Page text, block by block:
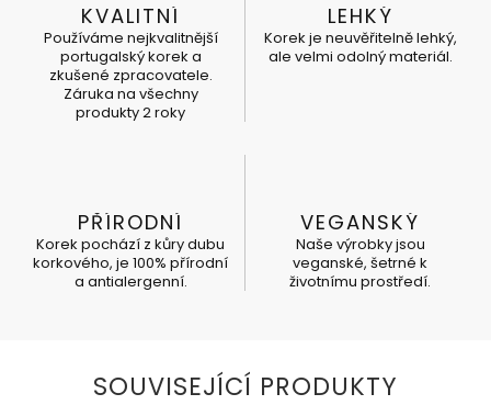
KVALITNÍ
Používáme nejkvalitnější
portugalský korek a
zkušené zpracovatele.
Záruka na všechny
produkty 2 roky
LEHKÝ
Korek je neuvěřitelně lehký,
ale velmi odolný materiál.
PŘÍRODNÍ
Korek pochází z kůry dubu
korkového, je 100% přírodní
a antialergenní.
VEGANSKÝ
Naše výrobky jsou
veganské, šetrné k
životnímu prostředí.
SOUVISEJÍCÍ PRODUKTY